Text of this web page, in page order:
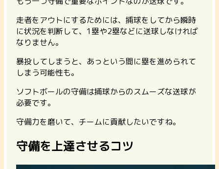
走者をアウトにするためには、捕球をしてから瞬時
に状況を判断して、1塁や2塁などに送球しなければ
なりません。
暴投してしまうと、あっという間に塁を進められて
しまう可能性も。
ソフトボールの守備は捕球からのスムーズな送球が
必要です。
守備力を磨いて、チームに貢献したいですね。
守備を上達させるコツ